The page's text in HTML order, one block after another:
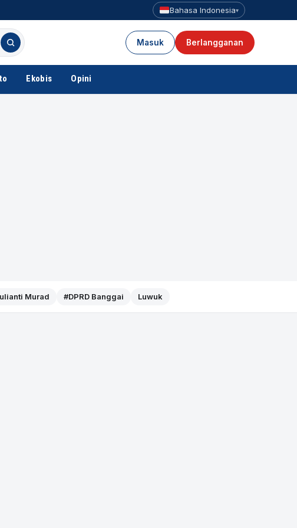
Bahasa Indonesia▾
Masuk Berlangganan
Ekobis Opini
Murad #DPRD Banggai Luwuk